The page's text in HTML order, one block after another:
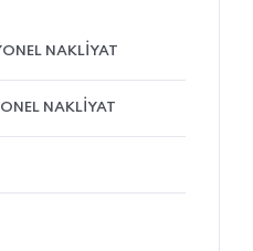
NAKLIYAT
NAKLIYAT